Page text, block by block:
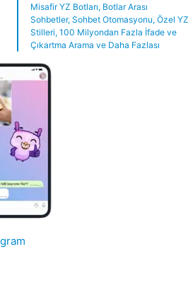
Misafir YZ Botları, Botlar Arası
Sohbetler, Sohbet Otomasyonu, Özel YZ
Stilleri, 100 Milyondan Fazla İfade ve
Çıkartma Arama ve Daha Fazlası